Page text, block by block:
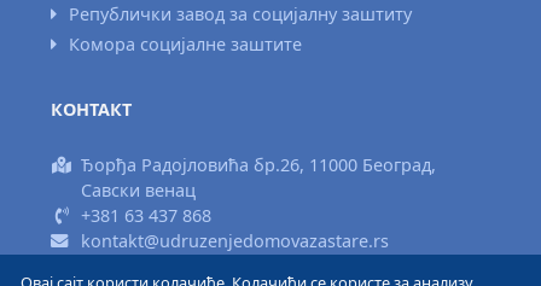
Републички завод за социјалну заштиту
Комора социјалне заштите
КОНТАКТ
Ђорђа Радојловића бр.26, 11000 Београд,
Савски венац
+381 63 437 868
kontakt@udruzenjedomovazastare.rs